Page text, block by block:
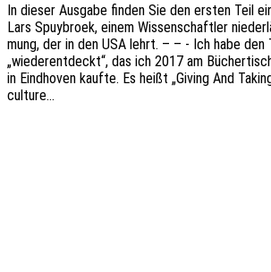
In dieser Ausga­be finden Sie den ersten Teil
Lars Spuy­br­oek, einem Wissen­schaft­ler
mung, der in den USA lehrt. – – - Ich habe den
„wieder­ent­deckt“, das ich 2017 am
in Eind­ho­ven kaufte. Es heißt „Giving And
culture…